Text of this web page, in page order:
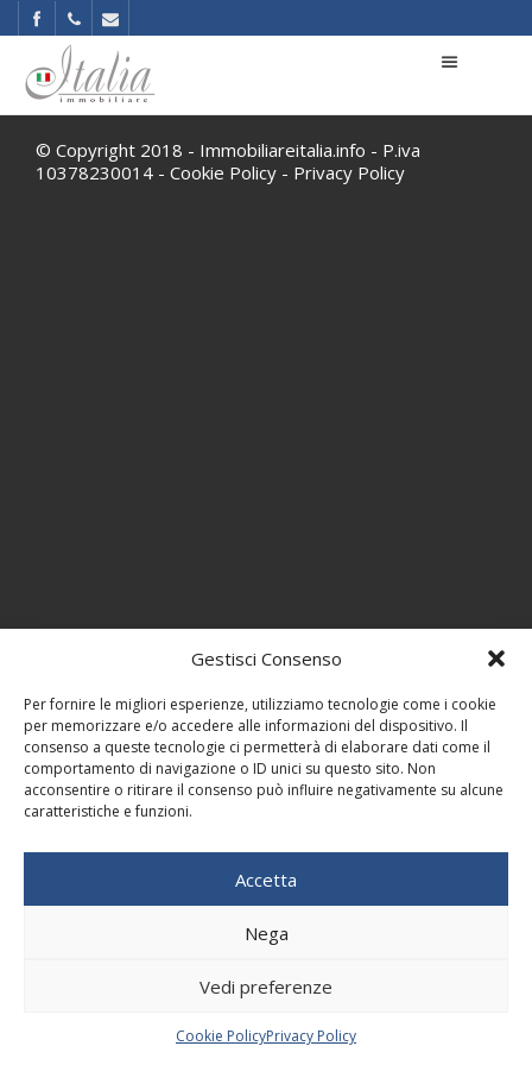
Gestisci Consenso
Per fornire le migliori esperienze, utilizziamo tecnologie come i cookie
per memorizzare e/o accedere alle informazioni del dispositivo. Il
consenso a queste tecnologie ci permetterà di elaborare dati come il
comportamento di navigazione o ID unici su questo sito. Non
acconsentire o ritirare il consenso può influire negativamente su alcune
caratteristiche e funzioni.
Accetta
Nega
Vedi preferenze
Cookie PolicyPrivacy Policy
© Copyright 2018 - Immobiliareitalia.info - P.iva
10378230014 - Cookie Policy - Privacy Policy